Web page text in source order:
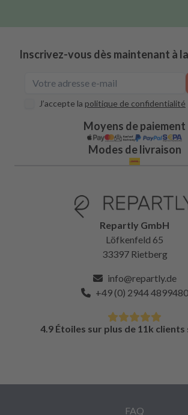
Inscrivez-vous dès maintenant à
J’accepte la politique de confidentialité
Moyens de paiement
Modes de livraison
Repartly GmbH
Löfkenfeld 65
33397 Rietberg
info@repartly.de
+49 (0) 2944 4899480
4.9 Étoiles sur plus de 11k
FAQ